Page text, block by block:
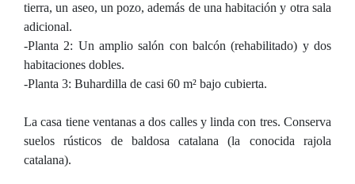
tierra, un aseo, un pozo, además de una habitación y otra sala
adicional.
-Planta 2: Un amplio salón con balcón (rehabilitado) y dos
habitaciones dobles.
-Planta 3: Buhardilla de casi 60 m² bajo cubierta.
La casa tiene ventanas a dos calles y linda con tres. Conserva
suelos rústicos de baldosa catalana (la conocida rajola
catalana).